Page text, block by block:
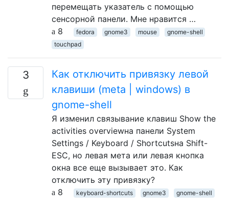
перемещать указатель с помощью
сенсорной панели. Мне нравится …
8
fedora gnome3 mouse
gnome-shell
touchpad
3
Как отключить привязку левой
клавиши (meta | windows) в
gnome-shell
Я изменил связывание клавиш Show the
activities overviewна панели System
Settings / Keyboard / Shortcutsна Shift-
ESC, но левая мета или левая кнопка
окна все еще вызывает это. Как
отключить эту привязку?
8
keyboard-shortcuts gnome3 gnome-shell